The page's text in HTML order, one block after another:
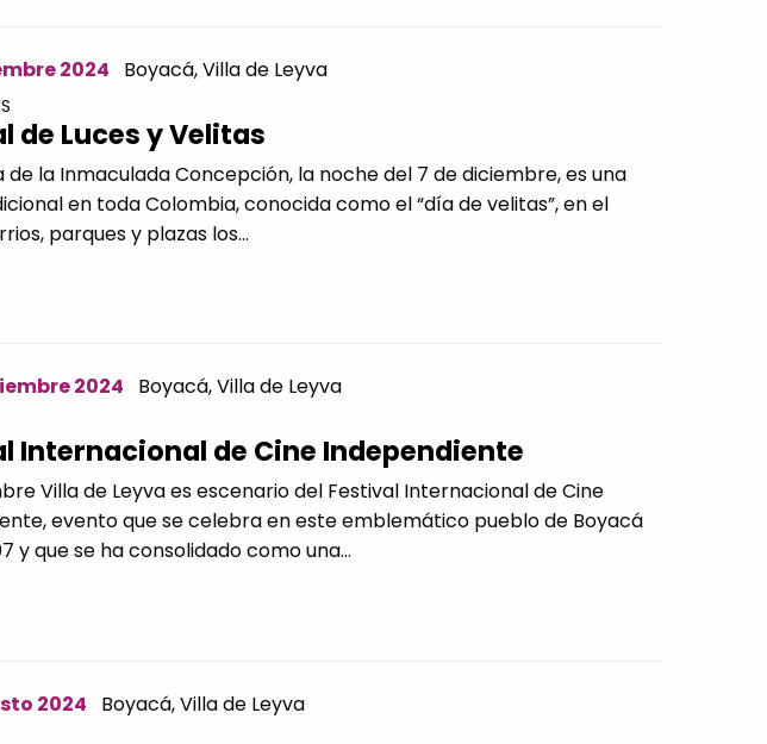
2024 Boyacá,Villa de Leyva
de Luces y Velitas
de la Inmaculada Concepción, la noche del 7 de diciembre, es una
en toda Colombia, conocida como el “día de velitas”, en el
parques y plazas los...
2024 Boyacá,Villa de Leyva
Internacional de Cine Independiente
Villa de Leyva es escenario del Festival Internacional de Cine
evento que se celebra en este emblemático pueblo de Boyacá
y que se ha consolidado como una...
2024 Boyacá,Villa de Leyva